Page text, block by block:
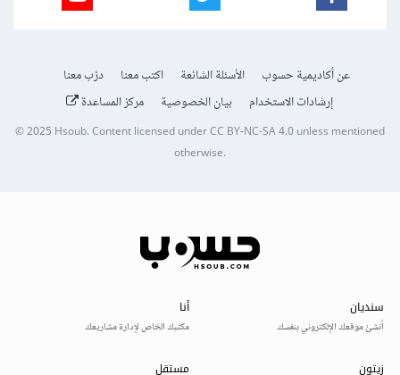
عن أكاديمية حسوب الأسئلة الشائعة اكتب معنا
درّب معنا
إرشادات الاستخدام
بيان الخصوصية مركز المساعدة
© 2025Hsoub.Content licensed underCC BY-NC-SA 4.0unless mentioned
otherwise.